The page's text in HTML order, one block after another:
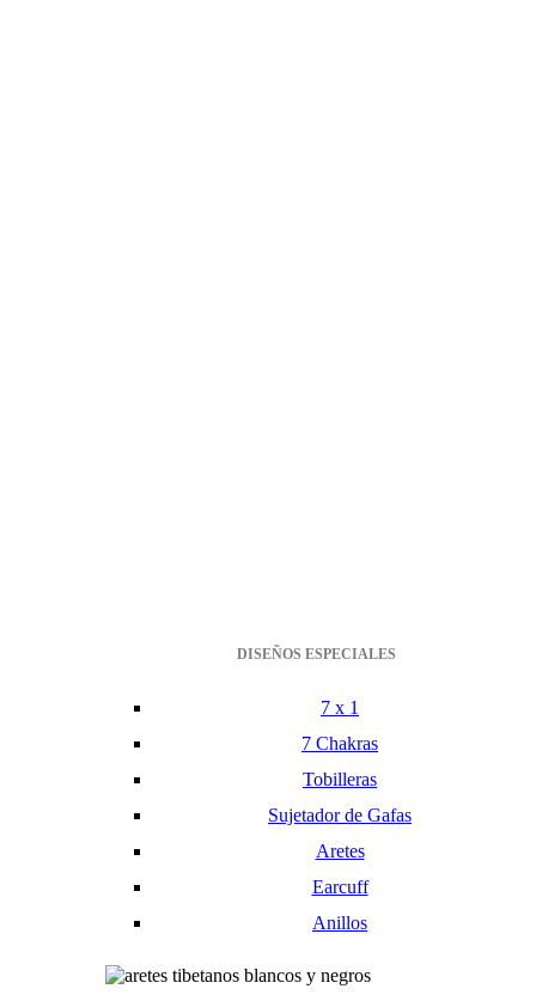
DISEÑOS ESPECIALES
7 x 1
7 Chakras
Tobilleras
Sujetador de Gafas
Aretes
Earcuff
Anillos